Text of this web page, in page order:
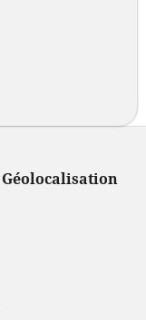
Géolocalisation